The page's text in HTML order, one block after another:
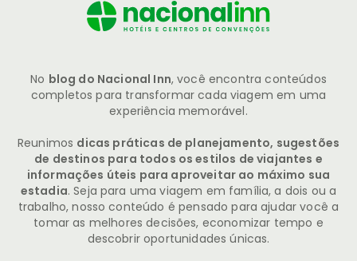
No blog do Nacional Inn, você encontra conteúdos
completos para transformar cada viagem em uma
experiência memorável.
Reunimos dicas práticas de planejamento, sugestões
de destinos para todos os estilos de viajantes e
informações úteis para aproveitar ao máximo sua
estadia. Seja para uma viagem em família, a dois ou a
trabalho, nosso conteúdo é pensado para ajudar você a
tomar as melhores decisões, economizar tempo e
descobrir oportunidades únicas.